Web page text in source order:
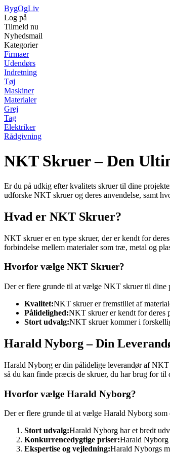
BygOgLiv
Log på
Tilmeld nu
Nyhedsmail
Kategorier
Firmaer
Udendørs
Indretning
Tøj
Maskiner
Materialer
Grej
Tag
Elektriker
Rådgivning
NKT Skruer – Den
Er du på udkig efter kvalitets skruer til dine
udforske NKT skruer og deres anvendelse, samt
Hvad er NKT Skruer?
NKT skruer er en type skruer, der er kendt for
forbindelse mellem materialer som træ, metal og
Hvorfor vælge NKT Skruer?
Der er flere grunde til at vælge NKT skruer til dine
Kvalitet:NKT skruer er fremstillet af
Pålidelighed:NKT skruer er kendt for deres
Stort udvalg:NKT skruer kommer i
Harald Nyborg – Din
Harald Nyborg er din pålidelige leverandør af NKT
så du kan finde præcis de skruer, du har brug for til
Hvorfor vælge Harald Nyborg?
Der er flere grunde til at vælge Harald Nyborg
Stort udvalg:Harald Nyborg har et bredt
Konkurrencedygtige priser:Harald Nyborg
Ekspertise og vejledning:Harald Nyborgs